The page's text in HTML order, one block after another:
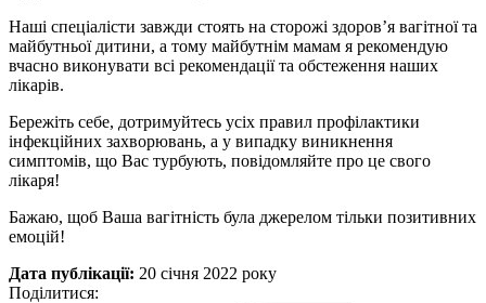
Наші спеціалісти завжди стоять на сторожі здоров’я вагітної та
майбутньої дитини, а тому майбутнім мамам я рекомендую
вчасно виконувати всі рекомендації та обстеження наших
лікарів.
Бережіть себе, дотримуйтесь усіх правил профілактики
інфекційних захворювань, а у випадку виникнення
симптомів, що Вас турбують, повідомляйте про це свого
лікаря!
Бажаю, щоб Ваша вагітність була джерелом тільки позитивних
емоцій!
Дата публікації: 20 січня 2022 року
Поділитися: